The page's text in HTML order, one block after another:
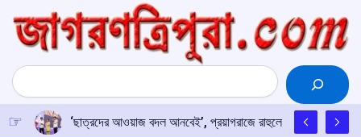
content
Search
‘ছাত্রদের আওয়াজ বদল আনবেই’, প্রয়াগরাজে রাহুলের হুঙ্কার